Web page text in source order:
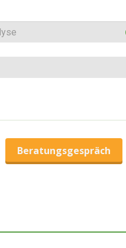
Beratungsgespräch